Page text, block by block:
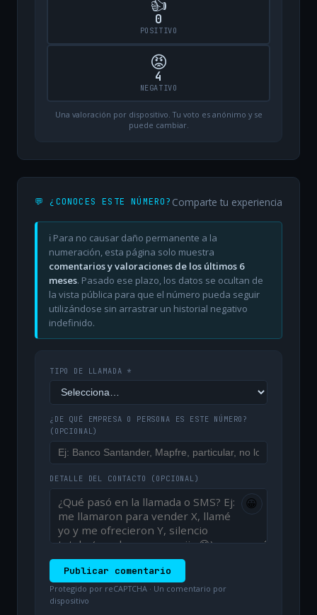
0
POSITIVO
😡
4
NEGATIVO
Una valoración por dispositivo. Tu voto es anónimo y se
puede cambiar.
💬 ¿CONOCES ESTE NÚMERO? Comparte tu experiencia
ℹ️ Para no causar daño permanente a la
numeración, esta página solo muestra
comentarios y valoraciones de los últimos 6
meses. Pasado ese plazo, los datos se ocultan de
la vista pública para que el número pueda seguir
utilizándose sin arrastrar un historial negativo
indefinido.
TIPO DE LLAMADA *
¿DE QUÉ EMPRESA O PERSONA ES ESTE NÚMERO?
(OPCIONAL)
DETALLE DEL CONTACTO (OPCIONAL)
😀
Publicar comentario
Protegido por reCAPTCHA · Un comentario por
dispositivo